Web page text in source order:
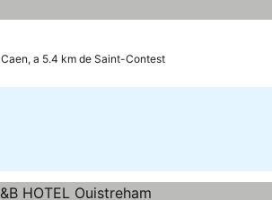
Caen, a 5.4 km de Saint-Contest